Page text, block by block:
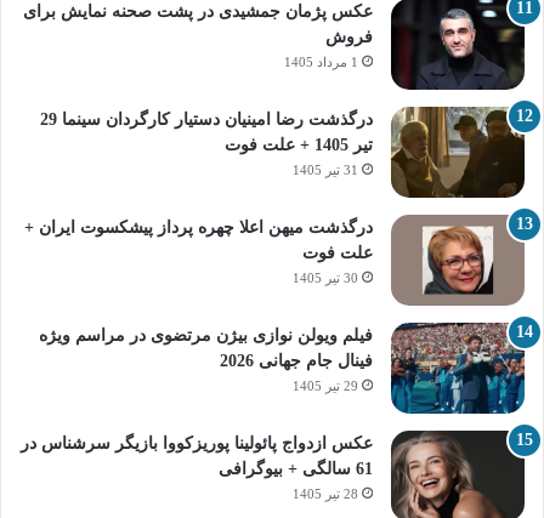
عکس پژمان جمشیدی در پشت صحنه نمایش برای
فروش
1 مرداد 1405
درگذشت رضا امینیان دستیار کارگردان سینما 29
تیر 1405 + علت فوت
31 تیر 1405
درگذشت میهن اعلا چهره پرداز پیشکسوت ایران +
علت فوت
30 تیر 1405
فیلم ویولن نوازی بیژن مرتضوی در مراسم ویژه
فینال جام جهانی 2026
29 تیر 1405
عکس ازدواج پائولینا پوریزکووا بازیگر سرشناس در
61 سالگی + بیوگرافی
28 تیر 1405